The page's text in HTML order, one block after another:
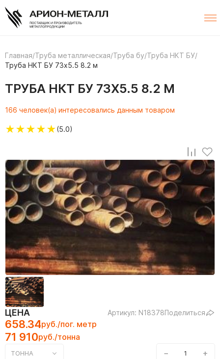
Главная/Труба металлическая/Труба бу/Труба НКТ БУ/
Труба НКТ БУ 73х5.5 8.2 м
ТРУБА НКТ БУ 73Х5.5 8.2 М
166 человек(а) интересовались данным товаром
★★★★★(5.0)
ЦЕНА Артикул: N18378Поделиться
658.34руб./пог. метр
71 910руб./тонна
ТОННА − +